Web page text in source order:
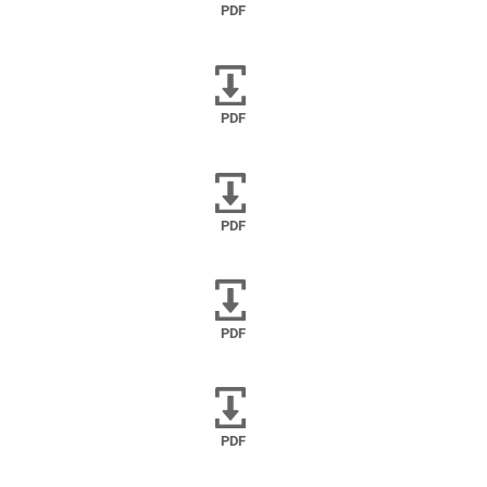
PDF
PDF
PDF
PDF
PDF